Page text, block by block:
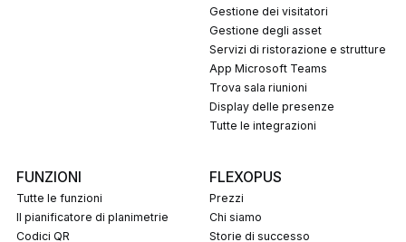
Gestione dei visitatori
Gestione degli asset
Servizi di ristorazione e strutture
App Microsoft Teams
Trova sala riunioni
Display delle presenze
Tutte le integrazioni
FUNZIONI
Tutte le funzioni
Il pianificatore di planimetrie
codici QR
FLEXOPUS
Prezzi
Chi siamo
Storie di successo